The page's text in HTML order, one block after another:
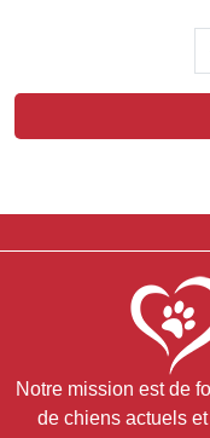
Notre mission est de
de chiens actuels